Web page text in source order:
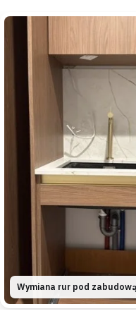
Powiśle kamienica
„Piwnica w kamienicy
kałuży nigdzie nie
Geofonem sprawdziliśmy
tynkiem i namierzyliśmy
znaleźliśmy bez
Źródło znalezione
Ochota
„Woda z prysznica
każdym kąpaniu.”
Na miejscu kamerą
wyczyściliśmy zapchany
tego samego wyjazdu.
Wymiana rur pod